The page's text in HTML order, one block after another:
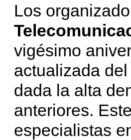
Los
vigésimo
actualizada
dada la alta
anteriores.
especialistas